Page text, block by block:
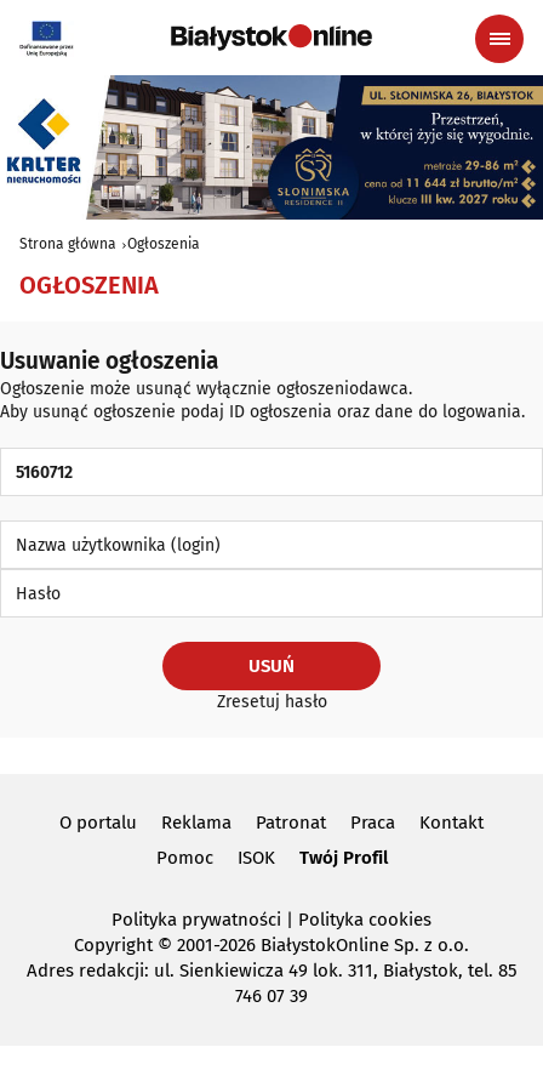
Strona główna Ogłoszenia
OGŁOSZENIA
Usuwanie ogłoszenia
Ogłoszenie może usunąć wyłącznie ogłoszeniodawca.
Aby usunąć ogłoszenie podaj ID ogłoszenia oraz dane do logowania.
Nazwa użytkownika (login)
USUŃ
Zresetuj hasło
O portalu Reklama Patronat Praca
Kontakt
Pomoc
ISOK Twój Profil
Polityka prywatności
Polityka cookies
Copyright© 2001-2026 BiałystokOnline Sp. z o.o.
Adres redakcji: ul. Sienkiewicza 49 lok. 311, Białystok, tel. 85
746 07 39